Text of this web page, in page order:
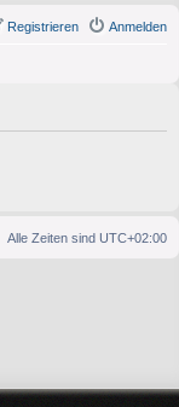
Anmelden
Registrieren
Alle Zeiten sind UTC+02:00